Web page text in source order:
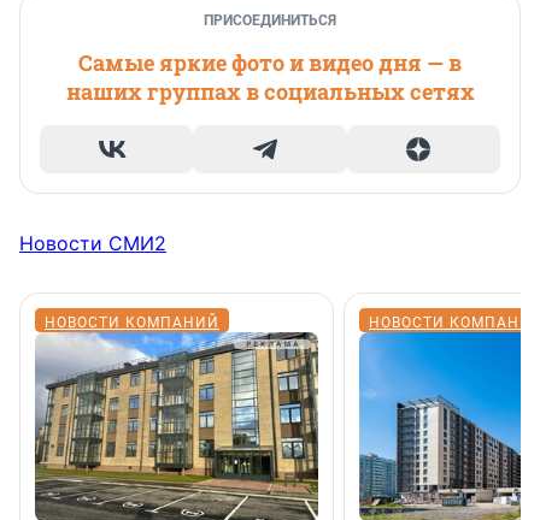
ПРИСОЕДИНИТЬСЯ
Самые яркие фото и видео дня — в
наших группах в социальных сетях
Новости СМИ2
НОВОСТИ КОМПАНИЙ НОВОСТИ